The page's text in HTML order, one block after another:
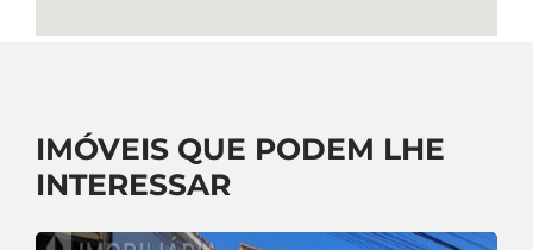
IMÓVEIS QUE PODEM LHE
INTERESSAR